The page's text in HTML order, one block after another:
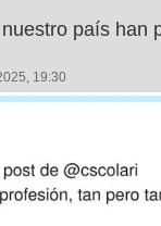
país han
19:30